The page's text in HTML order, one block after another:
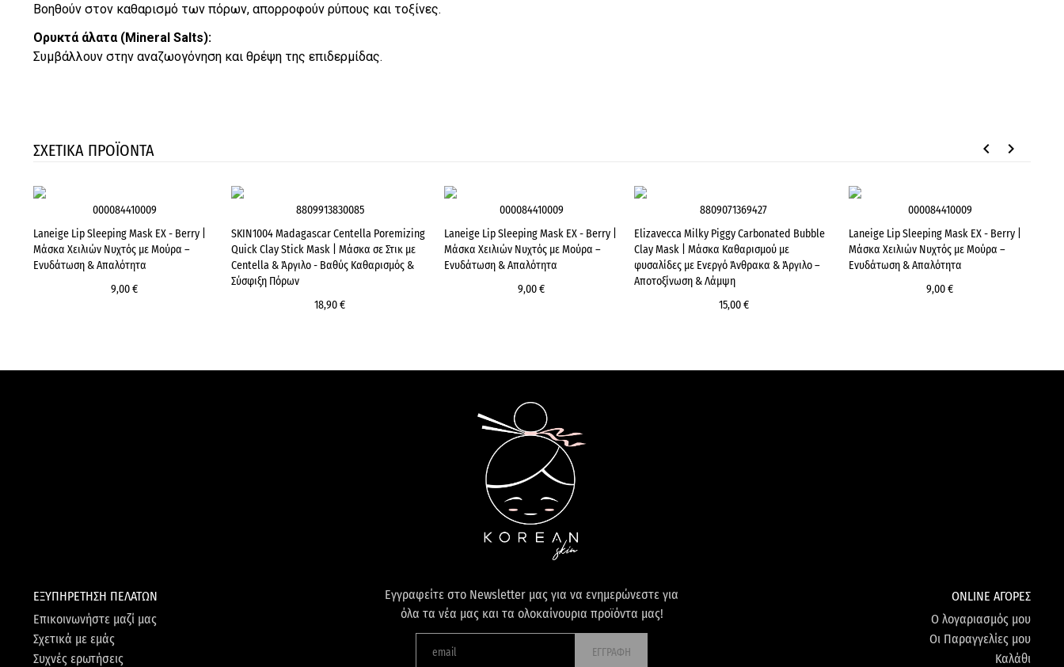
Βοηθούν στον καθαρισμό των πόρων, απορροφούν ρύπους και τοξίνες.
Ορυκτά άλατα (Mineral Salts):
Συμβάλλουν στην αναζωογόνηση και θρέψη της επιδερμίδας.
ΣΧΕΤΙΚΑ ΠΡΟΪΟΝΤΑ keyboard_arrow_left keyboard_arrow_right
000084410009
Laneige Lip Sleeping Mask EX - Berry |
Μάσκα Χειλιών Νυχτός με Μούρα –
Ενυδάτωση & Απαλότητα
9,00 €
8809913830085
SKIN1004 Madagascar Centella Poremizing
Quick Clay Stick Mask | Μάσκα σε Στικ με
Centella & Άργιλο - Βαθύς Καθαρισμός &
Σύσφιξη Πόρων
18,90 €
000084410009
Laneige Lip Sleeping Mask EX - Berry |
Μάσκα Χειλιών Νυχτός με Μούρα –
Ενυδάτωση & Απαλότητα
9,00 €
8809071369427
Elizavecca Milky Piggy Carbonated Bubble
Clay Mask | Μάσκα Καθαρισμού με
φυσαλίδες με Ενεργό Άνθρακα & Άργιλο –
Αποτοξίνωση & Λάμψη
15,00 €
000084410009
Laneige Lip Sleeping Mask EX - Berry |
Μάσκα Χειλιών Νυχτός με Μούρα –
Ενυδάτωση & Απαλότητα
9,00 €
ΕΞΥΠΗΡΕΤΗΣΗ ΠΕΛΑΤΩΝ
Επικοινωνήστε μαζί μας
Σχετικά με εμάς
Συχνές ερωτήσεις
Εγγραφείτε στο Newsletter μας για να ενημερώνεστε για
όλα τα νέα μας και τα ολοκαίνουρια προϊόντα μας!
ΕΓΓΡΑΦΗ
ONLINE ΑΓΟΡΕΣ
Ο λογαριασμός μου
Οι Παραγγελίες μου
Καλάθι